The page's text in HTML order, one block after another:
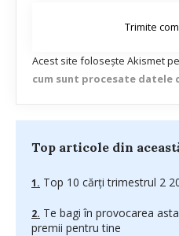
Acest site folosește Akismet
cum sunt procesate
Top articole din
Top 10 cărți trimestrul 2
Te bagi în provocarea
premii pentru tine